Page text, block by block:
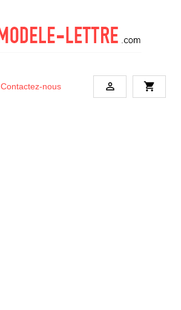
Contactez-nous  shopping_cart